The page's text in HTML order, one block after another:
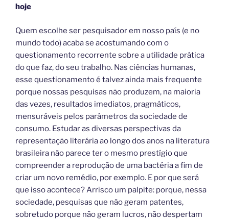
hoje
Quem escolhe ser pesquisador em nosso país (e no
mundo todo) acaba se acostumando com o
questionamento recorrente sobre a utilidade prática
do que faz, do seu trabalho. Nas ciências humanas,
esse questionamento é talvez ainda mais frequente
porque nossas pesquisas não produzem, na maioria
das vezes, resultados imediatos, pragmáticos,
mensuráveis pelos parâmetros da sociedade de
consumo. Estudar as diversas perspectivas da
representação literária ao longo dos anos na literatura
brasileira não parece ter o mesmo prestígio que
compreender a reprodução de uma bactéria a fim de
criar um novo remédio, por exemplo. E por que será
que isso acontece? Arrisco um palpite: porque, nessa
sociedade, pesquisas que não geram patentes,
sobretudo porque não geram lucros, não despertam